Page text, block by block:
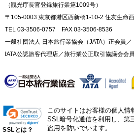
（観光庁長官登録旅行業第1009号）
〒105-0003 東京都港区西新橋1-10-2 住友生命
TEL 03-3506-0757 FAX 03-3506-8536
一般社団法人 日本旅行業協会（JATA）正会員／
IATA公認旅客代理店／旅行業公正取引協議会会員
SSLとは？
このサイトはお客様の個人情
SSL暗号化通信を利用し、第
盗用を防いでいます。